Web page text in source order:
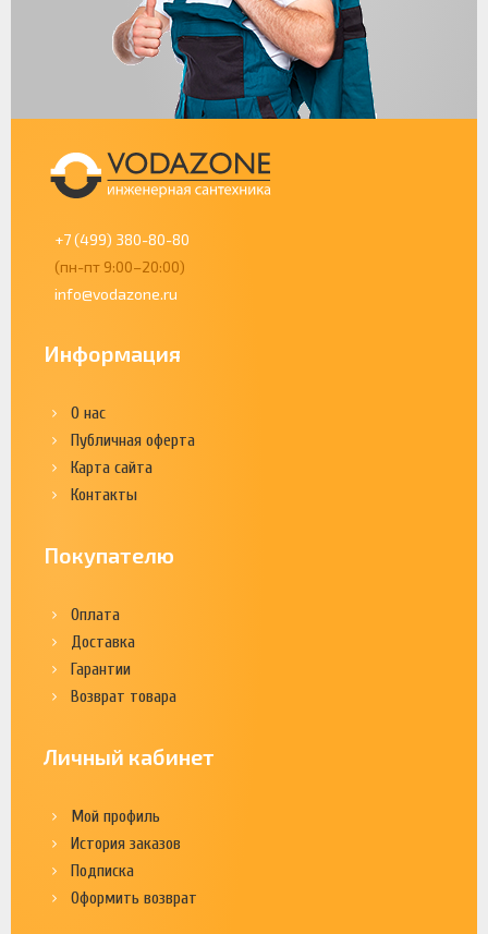
+7 (499) 380-80-80
(пн-пт 9:00–20:00)
info@vodazone.ru
Информация
О нас
Публичная оферта
Карта сайта
Контакты
Покупателю
Оплата
Доставка
Гарантии
Возврат товара
Личный кабинет
Мой профиль
История заказов
Подписка
Оформить возврат